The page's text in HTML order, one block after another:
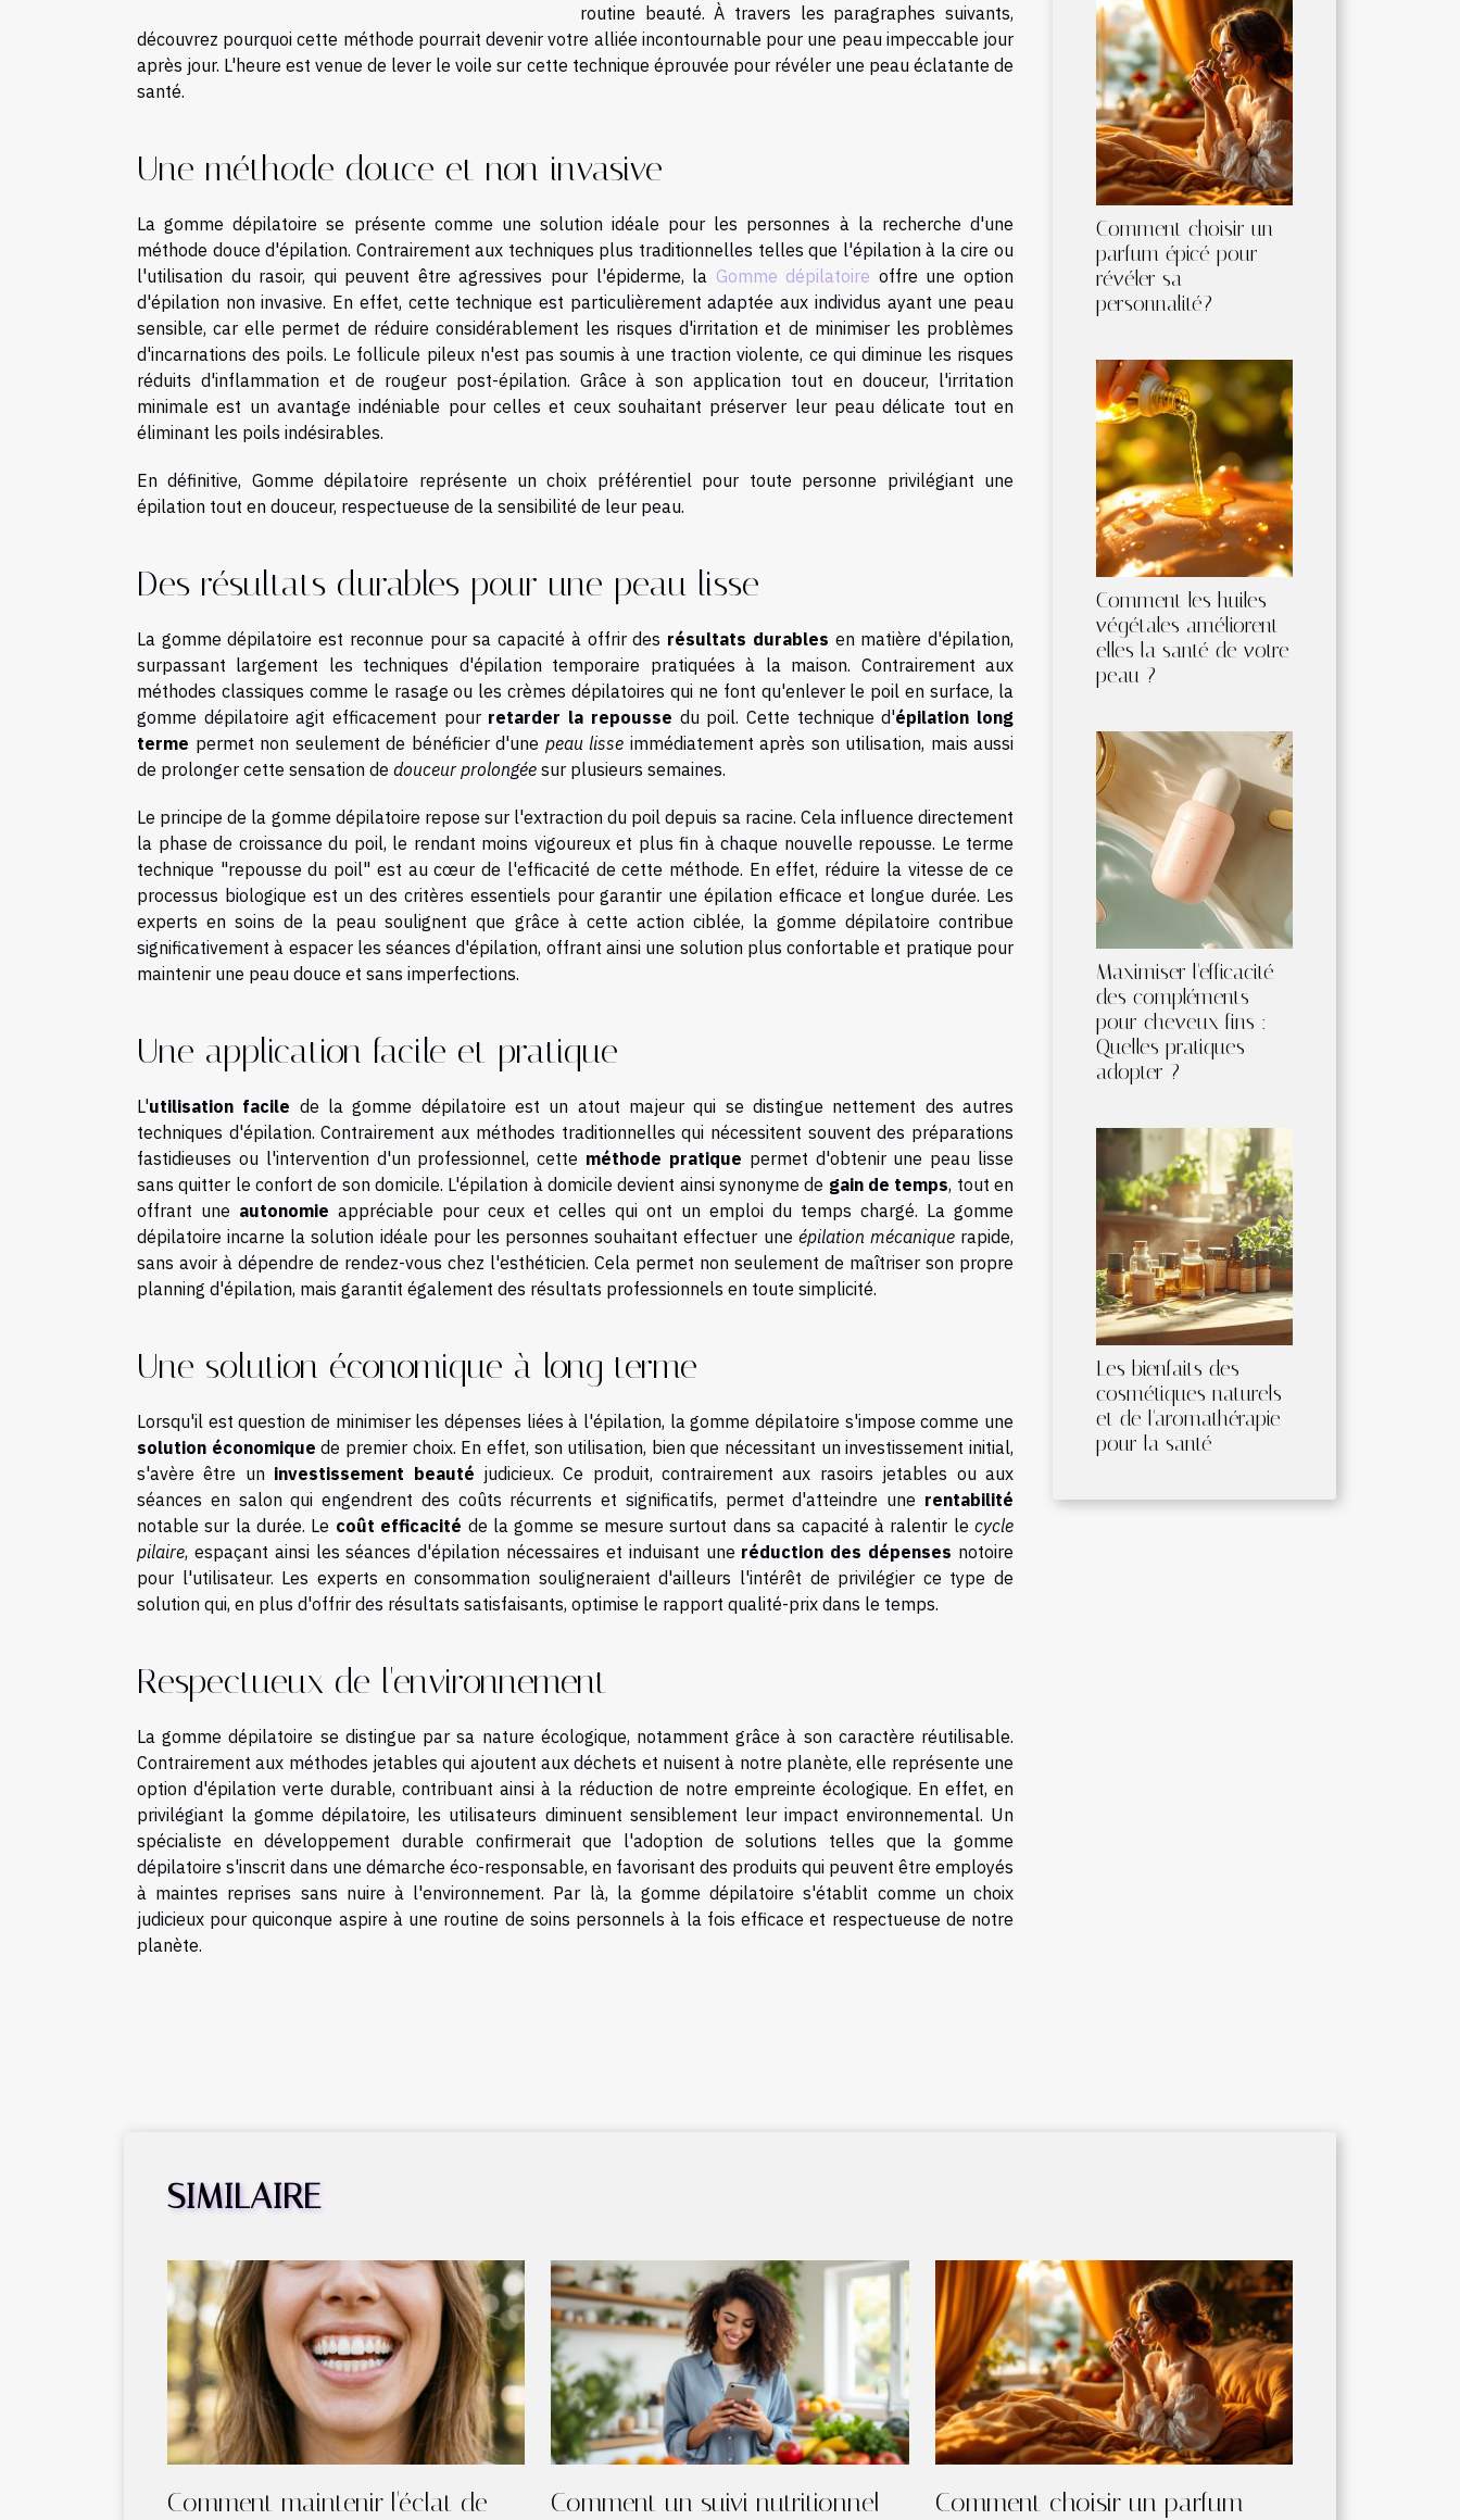
routine beauté. À travers les paragraphes suivants,
découvrez pourquoi cette méthode pourrait devenir votre alliée incontournable pour une peau impeccable jour
après jour. L'heure est venue de lever le voile sur cette technique éprouvée pour révéler une peau éclatante de
santé.
Une méthode douce et non invasive
La gomme dépilatoire se présente comme une solution idéale pour les personnes à la recherche d'une
méthode douce d'épilation. Contrairement aux techniques plus traditionnelles telles que l'épilation à la cire ou
l'utilisation du rasoir, qui peuvent être agressives pour l'épiderme, la Gomme dépilatoire offre une option
d'épilation non invasive. En effet, cette technique est particulièrement adaptée aux individus ayant une peau
sensible, car elle permet de réduire considérablement les risques d'irritation et de minimiser les problèmes
d'incarnations des poils. Le follicule pileux n'est pas soumis à une traction violente, ce qui diminue les risques
réduits d'inflammation et de rougeur post-épilation. Grâce à son application tout en douceur, l'irritation
minimale est un avantage indéniable pour celles et ceux souhaitant préserver leur peau délicate tout en
éliminant les poils indésirables.
En définitive, Gomme dépilatoire représente un choix préférentiel pour toute personne privilégiant une
épilation tout en douceur, respectueuse de la sensibilité de leur peau.
Des résultats durables pour une peau lisse
La gomme dépilatoire est reconnue pour sa capacité à offrir des résultats durables en matière d'épilation,
surpassant largement les techniques d'épilation temporaire pratiquées à la maison. Contrairement aux
méthodes classiques comme le rasage ou les crèmes dépilatoires qui ne font qu'enlever le poil en surface, la
gomme dépilatoire agit efficacement pour retarder la repousse du poil. Cette technique d'épilation long
terme permet non seulement de bénéficier d'une peau lisse immédiatement après son utilisation, mais aussi
de prolonger cette sensation de douceur prolongée sur plusieurs semaines.
Le principe de la gomme dépilatoire repose sur l'extraction du poil depuis sa racine. Cela influence directement
la phase de croissance du poil, le rendant moins vigoureux et plus fin à chaque nouvelle repousse. Le terme
technique "repousse du poil" est au cœur de l'efficacité de cette méthode. En effet, réduire la vitesse de ce
processus biologique est un des critères essentiels pour garantir une épilation efficace et longue durée. Les
experts en soins de la peau soulignent que grâce à cette action ciblée, la gomme dépilatoire contribue
significativement à espacer les séances d'épilation, offrant ainsi une solution plus confortable et pratique pour
maintenir une peau douce et sans imperfections.
Une application facile et pratique
L'utilisation facile de la gomme dépilatoire est un atout majeur qui se distingue nettement des autres
techniques d'épilation. Contrairement aux méthodes traditionnelles qui nécessitent souvent des préparations
fastidieuses ou l'intervention d'un professionnel, cette méthode pratique permet d'obtenir une peau lisse
sans quitter le confort de son domicile. L'épilation à domicile devient ainsi synonyme de gain de temps, tout en
offrant une autonomie appréciable pour ceux et celles qui ont un emploi du temps chargé. La gomme
dépilatoire incarne la solution idéale pour les personnes souhaitant effectuer une épilation mécaniquerapide,
sans avoir à dépendre de rendez-vous chez l'esthéticien. Cela permet non seulement de maîtriser son propre
planning d'épilation, mais garantit également des résultats professionnels en toute simplicité.
Une solution économique à long terme
Lorsqu'il est question de minimiser les dépenses liées à l'épilation, la gomme dépilatoire s'impose comme une
solution économique de premier choix. En effet, son utilisation, bien que nécessitant un investissement initial,
s'avère être un investissement beauté judicieux. Ce produit, contrairement aux rasoirs jetables ou aux
séances en salon qui engendrent des coûts récurrents et significatifs, permet d'atteindre une rentabilité
notable sur la durée. Le coût efficacité de la gomme se mesure surtout dans sa capacité à ralentir lecycle
pilaire, espaçant ainsi les séances d'épilation nécessaires et induisant une réduction des dépenses notoire
pour l'utilisateur. Les experts en consommation souligneraient d'ailleurs l'intérêt de privilégier ce type de
solution qui, en plus d'offrir des résultats satisfaisants, optimise le rapport qualité-prix dans le temps.
Respectueux de l'environnement
La gomme dépilatoire se distingue par sa nature écologique, notamment grâce à son caractère réutilisable.
Contrairement aux méthodes jetables qui ajoutent aux déchets et nuisent à notre planète, elle représente une
option d'épilation verte durable, contribuant ainsi à la réduction de notre empreinte écologique. En effet, en
privilégiant la gomme dépilatoire, les utilisateurs diminuent sensiblement leur impact environnemental. Un
spécialiste en développement durable confirmerait que l'adoption de solutions telles que la gomme
dépilatoire s'inscrit dans une démarche éco-responsable, en favorisant des produits qui peuvent être employés
à maintes reprises sans nuire à l'environnement. Par là, la gomme dépilatoire s'établit comme un choix
judicieux pour quiconque aspire à une routine de soins personnels à la fois efficace et respectueuse de notre
planète.
Comment choisir un
parfum épicé pour
révéler sa
personnalité?
Comment les huiles
végétales améliorent-
elles la santé de votre
peau ?
Maximiser l'efficacité
des compléments
pour cheveux fins :
Quelles pratiques
adopter ?
Les bienfaits des
cosmétiques naturels
et de l'aromathérapie
pour la santé
SIMILAIRE
Comment maintenir l'éclat de Comment un suivi nutritionnel Comment choisir un parfum